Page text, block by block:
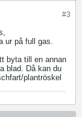
#3
ur på full gas.
byta till en annan
blad. Då kan du
plantröskel